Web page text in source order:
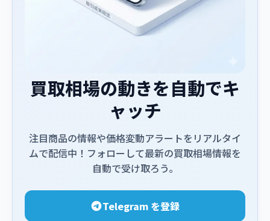
買取相場の動きを自動でキ
ャッチ
注目商品の情報や価格変動アラートをリアルタイ
ムで配信中！フォローして最新の買取相場情報を
自動で受け取ろう。
Telegram を登録